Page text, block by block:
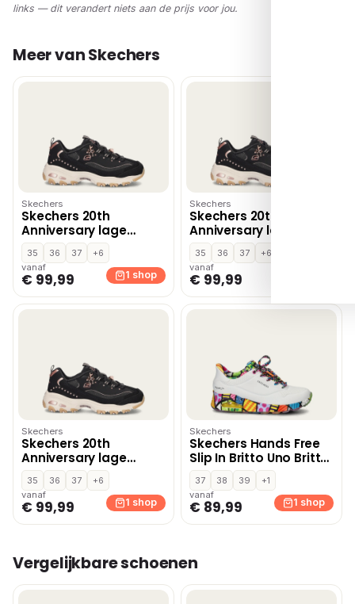
links — dit verandert niets aan de prijs voor jou.
Meer van Skechers
Skechers
Skechers 20th
Anniversary lage
sneakers – Zwart
35 36 37
+6
vanaf
€ 99,99 1 shop
Skechers
Skechers 20th
Anniversary lage
sneakers – Zwart
35 36 37
+6
vanaf
€ 99,99
Skechers
Skechers 20th
Anniversary lage
sneakers – Zwart
35 36 37
+6
vanaf
€ 99,99 1 shop
Skechers
Skechers Hands Free
Slip In Britto Uno Britto
Landscape
instapschoenen – Wit
37 38 39
+1
vanaf
€ 89,99 1 shop
Vergelijkbare schoenen